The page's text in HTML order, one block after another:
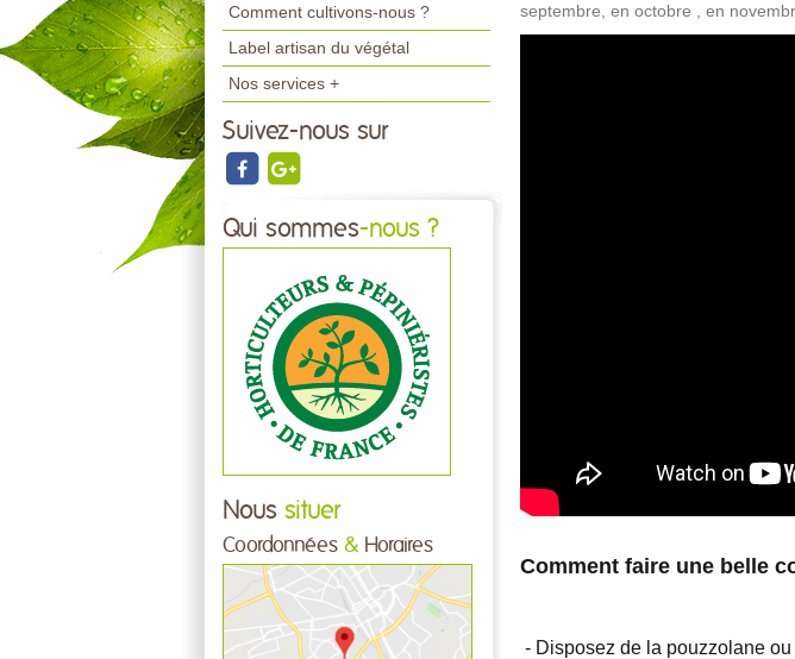
Comment cultivons-nous ?
Label artisan du végétal
Nos services +
Suivez-nous sur
Qui sommes-nous ?
Nous situer
Coordonnées & Horaires
septembre, en octobre , en
Comment faire une belle
- Disposez de la pouzzolane